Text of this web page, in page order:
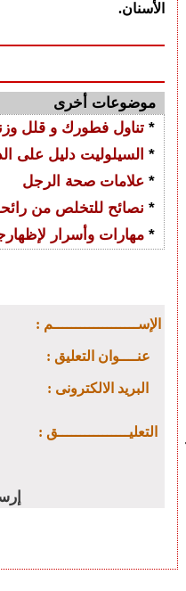
الأسنان.
موضوعات أخرى
* تناول فطورك و قلل
* السيلوليت دليل على
* علامات صحة الرجل
* نصائح للتخلص من
* مهارات وأسرار
: الإســـــــــــــــــــم
: عنــــوان التعليق
: البريد الالكترونى
: التعليــــــــــــــــق